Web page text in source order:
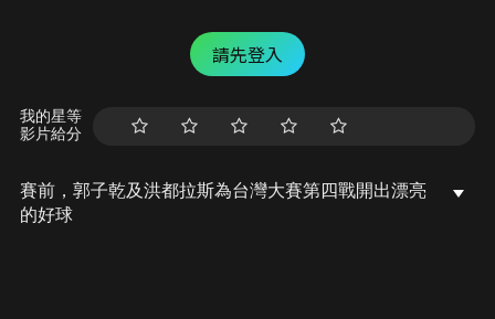
請先登入
我的星等
影片給分
賽前，郭子乾及洪都拉斯為台灣大賽第四戰開出漂亮
的好球